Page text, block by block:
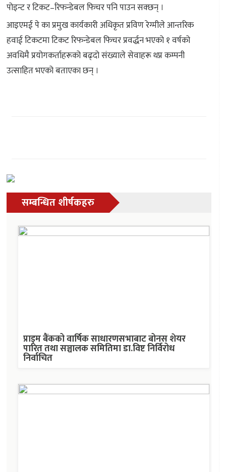
पोइन्ट र टिकट–रिफन्डेबल फिचर पनि पाउन सक्छन् ।
आइएमई पे का प्रमुख कार्यकारी अधिकृत प्रविण रेग्मीले आन्तरिक
हवाई टिकटमा टिकट रिफन्डेबल फिचर प्रवर्द्धन भएको १ वर्षको
अवधिमै प्रयोगकर्ताहरूको बढ्दो संख्याले सेवाहरू थप्न कम्पनी
उत्साहित भएको बताएका छन् ।
सम्बन्धित शीर्षकहरु
प्राइम बैंकको वार्षिक साधारणसभाबाट बोनस शेयर
पारित तथा सञ्चालक समितिमा डा.विष्ट निर्विरोध
निर्वाचित